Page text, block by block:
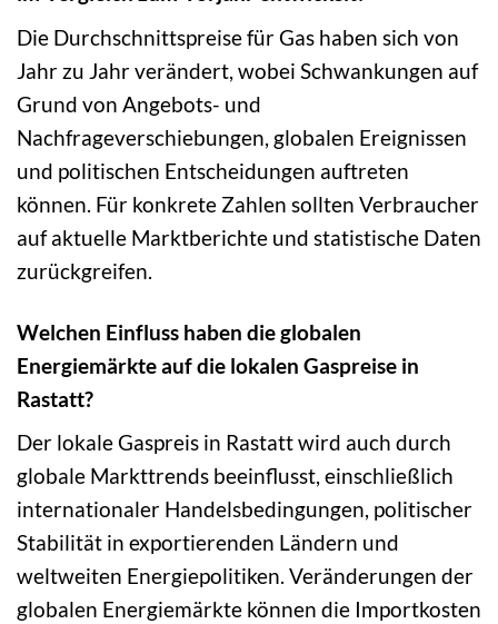
Die Durchschnittspreise für Gas haben sich von
Jahr zu Jahr verändert, wobei Schwankungen auf
Grund von Angebots- und
Nachfrageverschiebungen, globalen Ereignissen
und politischen Entscheidungen auftreten
können. Für konkrete Zahlen sollten Verbraucher
auf aktuelle Marktberichte und statistische Daten
zurückgreifen.
Welchen Einfluss haben die globalen
Energiemärkte auf die lokalen Gaspreise in
Rastatt?
Der lokale Gaspreis in Rastatt wird auch durch
globale Markttrends beeinflusst, einschließlich
internationaler Handelsbedingungen, politischer
Stabilität in exportierenden Ländern und
weltweiten Energiepolitiken. Veränderungen der
globalen Energiemärkte können die Importkosten